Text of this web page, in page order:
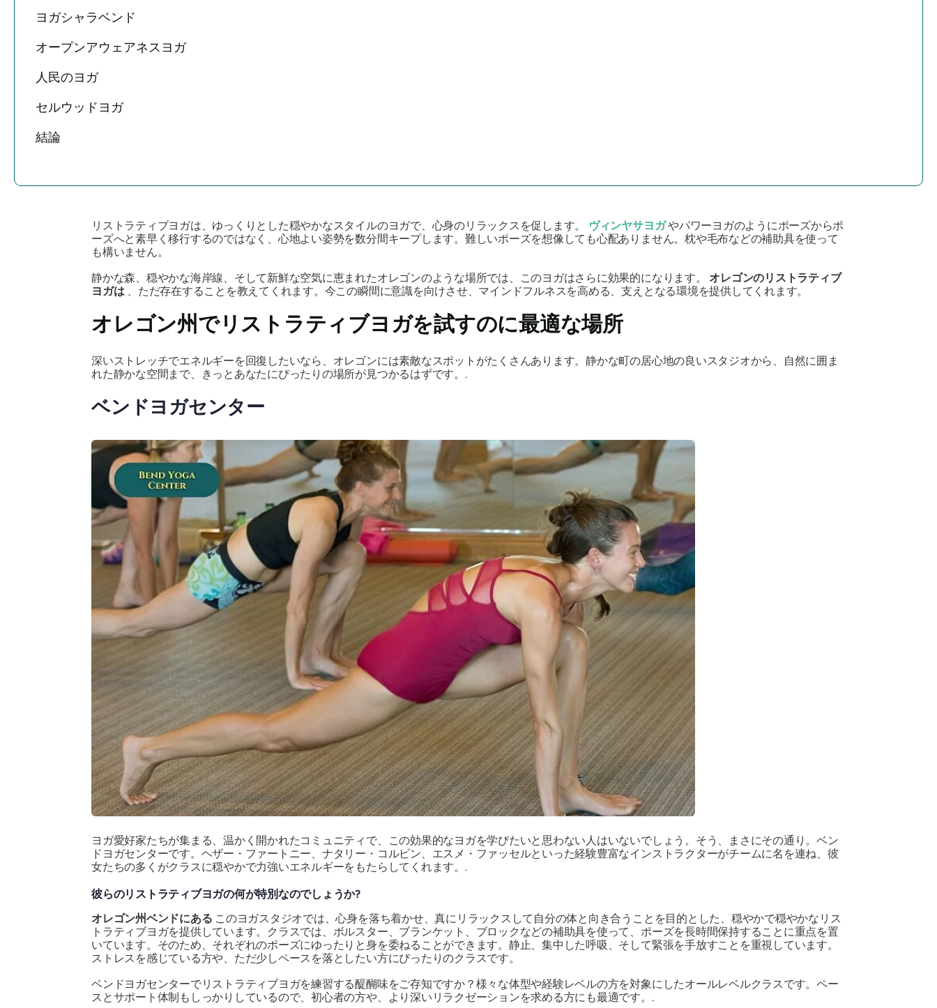
ヨガシャラベンド
オープンアウェアネスヨガ
人民のヨガ
セルウッドヨガ
結論
リストラティブヨガは、ゆっくりとした穏やかなスタイルのヨガで、心身のリラックスを促します。 ヴィンヤサヨガやパワーヨガのようにポーズからポ
ーズへと素早く移行するのではなく、心地よい姿勢を数分間キープします。難しいポーズを想像しても心配ありません。枕や毛布などの補助具を使って
も構いません。
静かな森、穏やかな海岸線、そして新鮮な空気に恵まれたオレゴンのような場所では、このヨガはさらに効果的になります。 オレゴンのリストラティブ
ヨガは、ただ存在することを教えてくれます。今この瞬間に意識を向けさせ、マインドフルネスを高める、支えとなる環境を提供してくれます。
オレゴン州でリストラティブヨガを試すのに最適な場所
深いストレッチでエネルギーを回復したいなら、オレゴンには素敵なスポットがたくさんあります。静かな町の居心地の良いスタジオから、自然に囲ま
れた静かな空間まで、きっとあなたにぴったりの場所が見つかるはずです。.
ベンドヨガセンター
ヨガ愛好家たちが集まる、温かく開かれたコミュニティで、この効果的なヨガを学びたいと思わない人はいないでしょう。そう、まさにその通り。ベン
ドヨガセンターです。ヘザー・ファートニー、ナタリー・コルビン、エスメ・ファッセルといった経験豊富なインストラクターがチームに名を連ね、彼
女たちの多くがクラスに穏やかで力強いエネルギーをもたらしてくれます。.
彼らのリストラティブヨガの何が特別なのでしょうか?
オレゴン州ベンドにある このヨガスタジオでは、心身を落ち着かせ、真にリラックスして自分の体と向き合うことを目的とした、穏やかで穏やかなリス
トラティブヨガを提供しています。クラスでは、ボルスター、ブランケット、ブロックなどの補助具を使って、ポーズを長時間保持することに重点を置
いています。そのため、それぞれのポーズにゆったりと身を委ねることができます。静止、集中した呼吸、そして緊張を手放すことを重視しています。
ストレスを感じている方や、ただ少しペースを落としたい方にぴったりのクラスです。
ベンドヨガセンターでリストラティブヨガを練習する醍醐味をご存知ですか？様々な体型や経験レベルの方を対象にしたオールレベルクラスです。ペー
スとサポート体制もしっかりしているので、初心者の方や、より深いリラクゼーションを求める方にも最適です。.